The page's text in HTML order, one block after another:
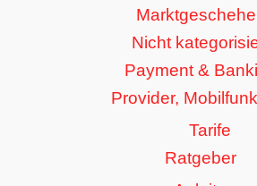
Nicht
Payment &
Provider,
Tarife
Ratgeber